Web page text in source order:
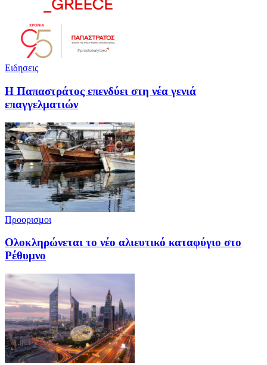
Ειδησεις
Η Παπαστράτος επενδύει στη νέα γενιά
επαγγελματιών
Προορισμοι
Ολοκληρώνεται το νέο αλιευτικό καταφύγιο στο
Ρέθυμνο